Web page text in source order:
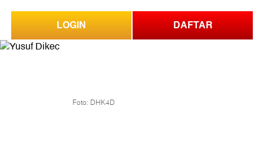
LOGIN DAFTAR
Foto: DHK4D